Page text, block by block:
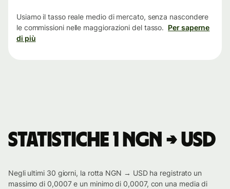
Usiamo il tasso reale medio di mercato, senza nascondere
le commissioni nelle maggiorazioni del tasso. Per saperne
di più
Statistiche 1 NGN → USD
Negli ultimi 30 giorni, la rotta NGN → USD ha registrato un
massimo di 0,0007 e un minimo di 0,0007, con una media di